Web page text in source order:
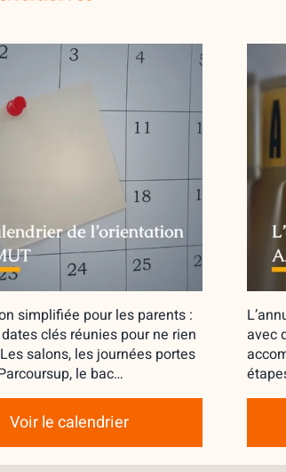
simplifiée pour les parents :
clés réunies pour ne rien
salons, les journées portes
le bac…
Voir le calendrier
avec